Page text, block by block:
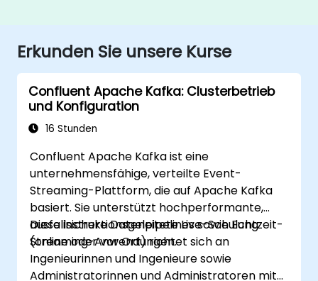
Erkunden Sie unsere Kurse
Confluent Apache Kafka: Clusterbetrieb
und Konfiguration
16 Stunden
Confluent Apache Kafka ist eine
unternehmensfähige, verteilte Event-
Streaming-Plattform, die auf Apache Kafka
basiert. Sie unterstützt hochperformante,
ausfallsichere Datenpipelines sowie Echtzeit-
Streaming-Anwendungen.
Diese instruktionsgeleitete Live-Schulung
(online oder vor Ort) richtet sich an
Ingenieurinnen und Ingenieure sowie
Administratorinnen und Administratoren mit